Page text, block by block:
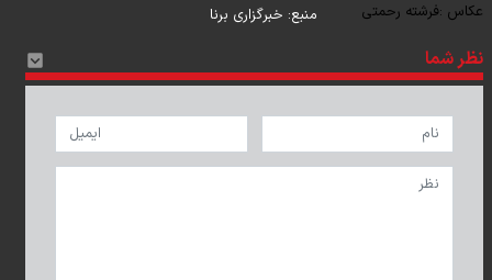
عکاس :فرشته رحمتی منبع: خبرگزاری برنا
نظر شما